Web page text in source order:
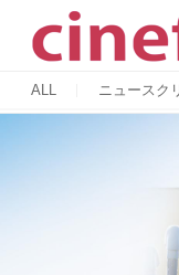
ALL ニュースク